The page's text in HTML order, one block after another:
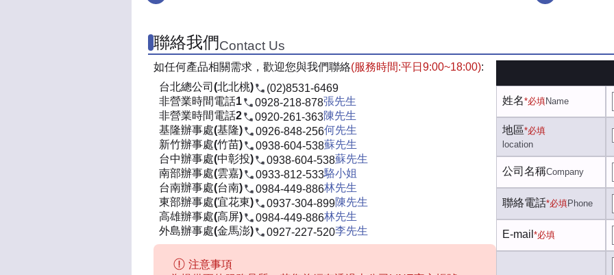
聯絡我們Contact Us
如任何產品相關需求，歡迎您與我們聯絡(服務時間:平日9:00~18:00):
台北總公司(北北桃)
(02)8531-6469
非營業時間電話1
0928-218-878張先生
非營業時間電話2
0920-261-363陳先生
基隆辦事處(基隆)
0926-848-256何先生
新竹辦事處(竹苗)
0938-604-538蘇先生
台中辦事處(中彰投)
0938-604-538蘇先生
南部辦事處(雲嘉)
0933-812-533駱小姐
台南辦事處(台南)
0984-449-886林先生
東部辦事處(宜花東)
0937-304-899陳先生
高雄辦事處(高屏)
0984-449-886林先生
外島辦事處(金馬澎)
0927-227-520李先生
注意事項
姓名*必填Name
地區*必填
location
公司名稱Company
聯絡電話*必填Phone
E-mail *必填